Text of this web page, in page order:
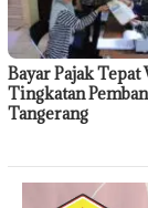
Bayar Pajak Tepat
Tingkatan
Tangerang